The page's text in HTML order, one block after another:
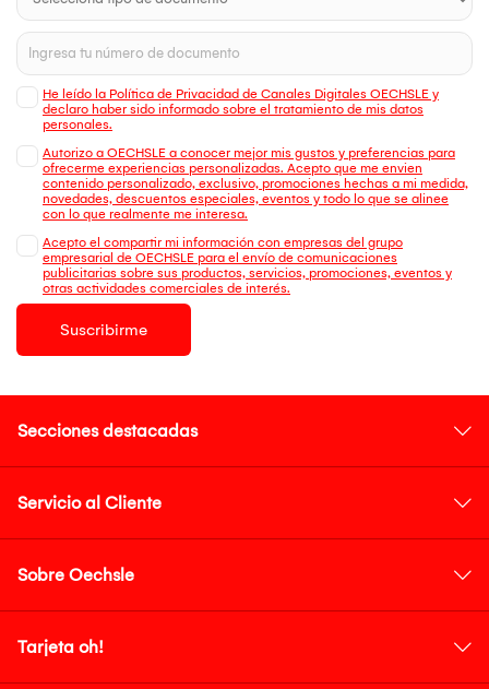
He leído la Política de Privacidad de Canales Digitales OECHSLE y
declaro haber sido informado sobre el tratamiento de mis datos
personales.
Autorizo a OECHSLE a conocer mejor mis gustos y preferencias para
ofrecerme experiencias personalizadas. Acepto que me envien
contenido personalizado, exclusivo, promociones hechas a mi medida,
novedades, descuentos especiales, eventos y todo lo que se alinee
con lo que realmente me interesa.
Acepto el compartir mi información con empresas del grupo
empresarial de OECHSLE para el envío de comunicaciones
publicitarias sobre sus productos, servicios, promociones, eventos y
otras actividades comerciales de interés.
Suscribirme
Secciones destacadas
Servicio al Cliente
Sobre Oechsle
Tarjeta oh!